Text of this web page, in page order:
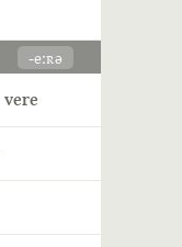
-eːʀə
vere